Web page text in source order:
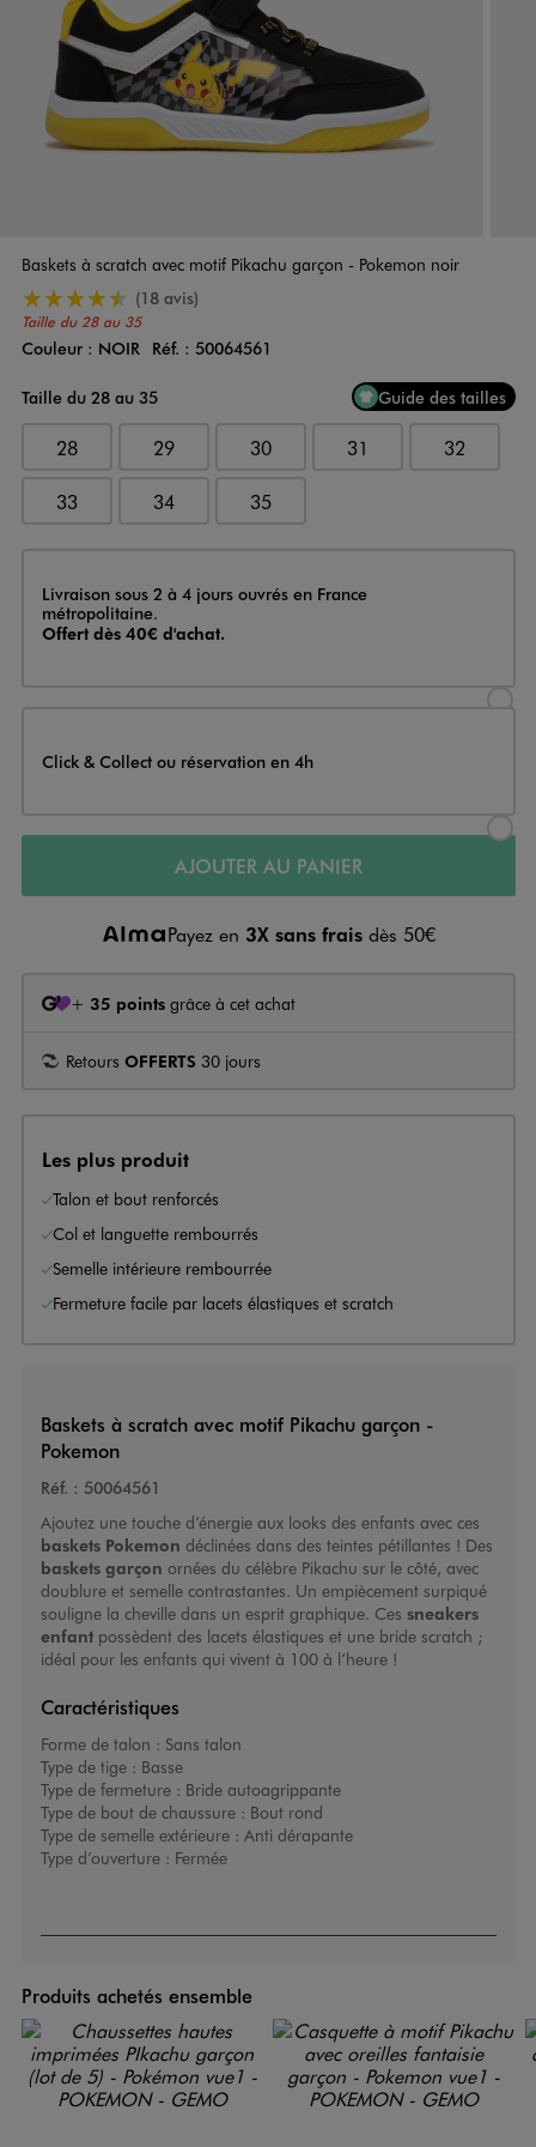
Baskets à scratch avec motif Pikachu garçon - Pokemon noir
Taille du 28 au 35
4.5/5 de moyenne
(18 avis)
Couleur
Couleur : NOIR Réf. : 50064561
Taille du 28 au 35
Guide des tailles
28 29 30 31 32
33 34 35
Livraison
Livraison sous 2 à 4 jours ouvrés en France
métropolitaine.
Offert dès 40€ d'achat.
Click & Collect ou réservation en 4h
AJOUTER AU PANIER
Payez en 3X sans frais dès 50€
+ 35 points grâce à cet achat
Retours OFFERTS 30 jours
Les plus produit
Talon et bout renforcés
Col et languette rembourrés
Semelle intérieure rembourrée
Fermeture facile par lacets élastiques et scratch
Baskets à scratch avec motif Pikachu garçon -
Pokemon
Réf. : 50064561
Ajoutez une touche d’énergie aux looks des enfants avec ces
baskets Pokemon déclinées dans des teintes pétillantes ! Des
baskets garçon ornées du célèbre Pikachu sur le côté, avec
doublure et semelle contrastantes. Un empiècement surpiqué
souligne la cheville dans un esprit graphique. Ces sneakers
enfantpossèdent des lacets élastiques et une bride scratch ;
idéal pour les enfants qui vivent à 100 à l’heure !
Caractéristiques
Forme de talon : Sans talon
Type de tige : Basse
Type de fermeture : Bride autoagrippante
Type de bout de chaussure : Bout rond
Type de semelle extérieure : Anti dérapante
Type d’ouverture : Fermée
Produits achetés ensemble